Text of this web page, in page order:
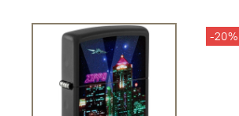
-20%